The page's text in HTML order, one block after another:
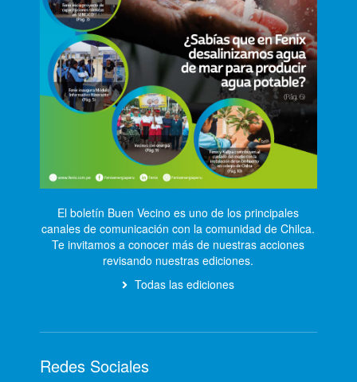
El boletín Buen Vecino es uno de los principales
canales de comunicación con la comunidad de Chilca.
Te invitamos a conocer más de nuestras acciones
revisando nuestras ediciones.
Todas las ediciones
Redes Sociales